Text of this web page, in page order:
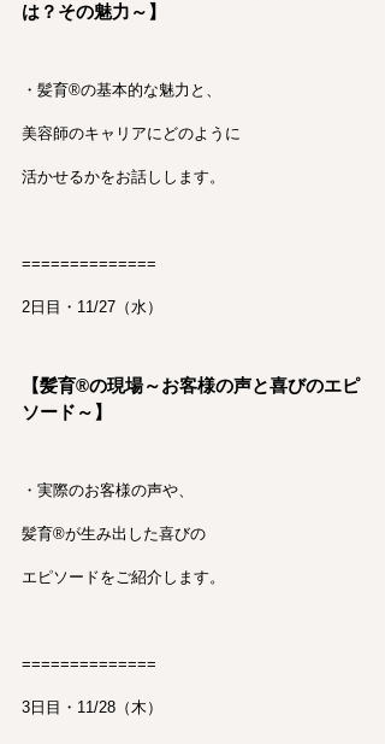
は？その魅力～】
・髪育®︎の基本的な魅力と、
美容師のキャリアにどのように
活かせるかをお話しします。
==============
2日目・11/27（水）
【髪育®︎の現場～お客様の声と喜びのエピ
ソード～】
・実際のお客様の声や、
髪育®︎が生み出した喜びの
エピソードをご紹介します。
==============
3日目・11/28（木）